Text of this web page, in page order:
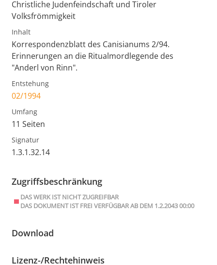
Christliche Judenfeindschaft und Tiroler
Volksfrömmigkeit
Inhalt
Korrespondenzblatt des Canisianums 2/94.
Erinnerungen an die Ritualmordlegende des
"Anderl von Rinn".
Entstehung
02/1994
Umfang
11 Seiten
Signatur
1.3.1.32.14
Zugriffsbeschränkung
DAS WERK IST NICHT ZUGREIFBAR
DAS DOKUMENT IST FREI VERFÜGBAR AB DEM 1.2.2043 00:00
Download
Lizenz-/Rechtehinweis